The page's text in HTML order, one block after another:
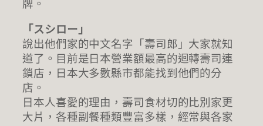
牌。
「スシロー」
說出他們家的中文名字「壽司郎」大家就知
道了。目前是日本營業額最高的迴轉壽司連
鎖店，日本大多數縣市都能找到他們的分
店。
日本人喜愛的理由，壽司食材切的比別家更
大片，各種副餐種類豐富多樣，經常與各家